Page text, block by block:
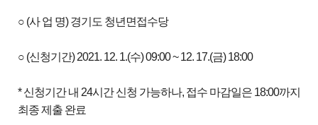
○ (사 업 명) 경기도 청년면접수당
○ (신청기간) 2021. 12. 1.(수) 09:00 ~ 12. 17.(금) 18:00
* 신청기간 내 24시간 신청 가능하나, 접수 마감일은 18:00까지
최종 제출 완료